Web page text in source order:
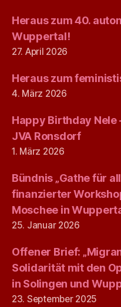
Heraus zum 40.
Wuppertal!
27. April 2026
Heraus zum
4. März 2026
Happy Birthday Nele
JVA Ronsdorf
1. März 2026
Bündnis „Gathe für
finanzierter
Moschee in
25. Januar 2026
Offener Brief:
Solidarität mit den
in Solingen und
23. September 2025